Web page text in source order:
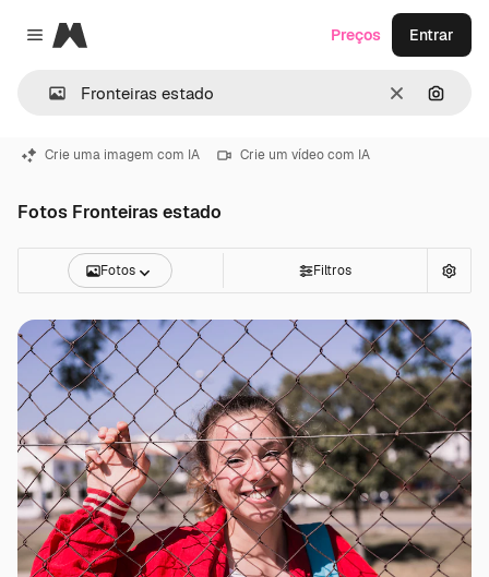
Close menu
Magnific
Limpar
Preços Entrar
Crie uma imagem com IA Crie um vídeo com IA
Fotos Fronteiras estado
Fotos Filtros